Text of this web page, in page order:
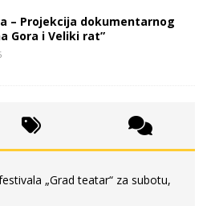
– Projekcija dokumentarnog
Gora i Veliki rat”
„Grad teatar“ za subotu,